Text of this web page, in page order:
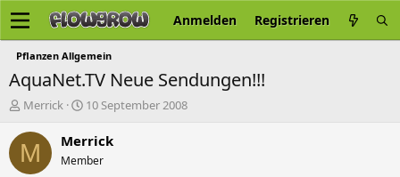
Anmelden Registrieren
Pflanzen Allgemein
AquaNet.TV Neue Sendungen!!!
E
s
t
Merrick
E
s
t
e
10 September 2008
M Merrick
Member